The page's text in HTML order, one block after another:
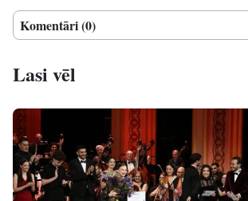
Komentāri (0)
Lasi vēl